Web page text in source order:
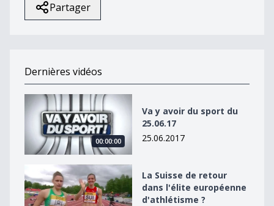
Partager
Dernières vidéos
Va y avoir du sport du 25.06.17
00:00:00
Va y avoir du sport du
25.06.17
25.06.2017
La Suisse de retour dans l&#039;élite européenne
La Suisse de retour
dans l'élite européenne
d'athlétisme ?